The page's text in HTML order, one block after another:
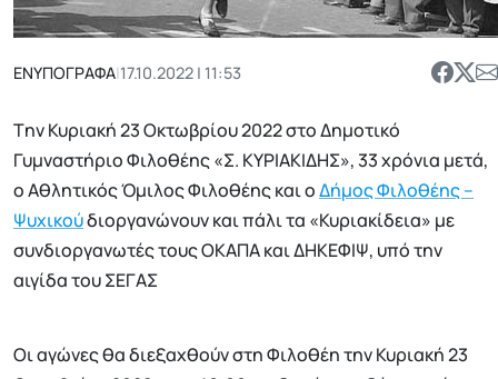
ΕΝΥΠΟΓΡΑΦΑ|17.10.2022 | 11:53
Tην Κυριακή 23 Οκτωβρίου 2022 στο Δημοτικό
Γυμναστήριο Φιλοθέης «Σ. ΚΥΡΙΑΚΙΔΗΣ», 33 χρόνια μετά,
ο Αθλητικός Όμιλος Φιλοθέης και οΔήμος Φιλοθέης –
Ψυχικούδιοργανώνουν και πάλι τα «Κυριακίδεια» με
συνδιοργανωτές τους ΟΚΑΠΑ και ΔΗΚΕΦΙΨ, υπό την
αιγίδα του ΣΕΓΑΣ
Οι αγώνες θα διεξαχθούν στη Φιλοθέη την Κυριακή 23